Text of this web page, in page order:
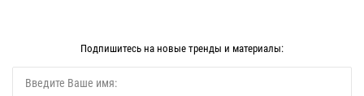
Подпишитесь на новые тренды и материалы: